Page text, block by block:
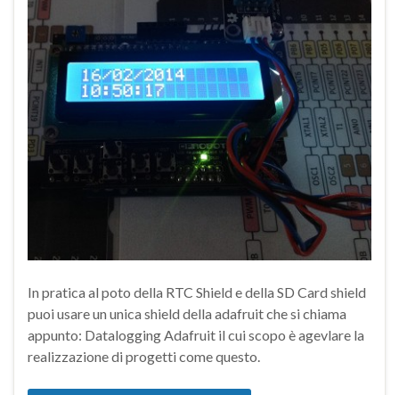
In pratica al poto della RTC Shield e della SD Card shield
puoi usare un unica shield della adafruit che si chiama
appunto: Datalogging Adafruit il cui scopo è agevlare la
realizzazione di progetti come questo.